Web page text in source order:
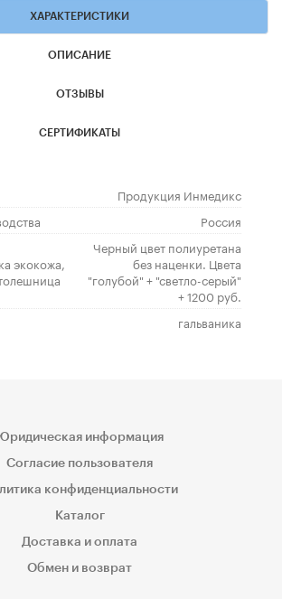
ХАРАКТЕРИСТИКИ
ОПИСАНИЕ
ОТЗЫВЫ
СЕРТИФИКАТЫ
Продукция Инмедикс
Россия
экокожа,
Черный цвет полиуретана
без наценки. Цвета
"голубой" + "светло-серый"
+ 1200 руб.
гальваника
Юридическая информация
Согласие пользователя
конфиденциальности
Каталог
Доставка и оплата
Обмен и возврат